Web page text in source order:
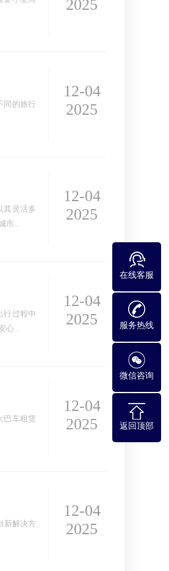
2025
同的旅行
12-04
2025
其灵活多
市...
12-04
2025
行过程中
心...
12-04
2025
巴车租赁
12-04
2025
新解决方
12-04
2025
在线客服
服务热线
微信咨询
返回顶部